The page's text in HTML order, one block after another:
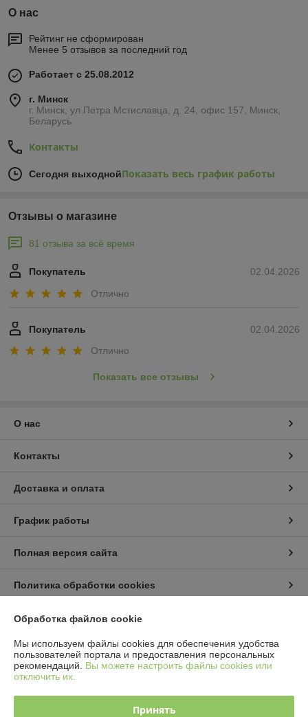
О нас
Рейтинг не сформирован
Менее 5 отзывов за последний год
Работает с 25.08.2012
г. Минск
г. Минск, ул.Петра Мстиславца, д. 24, офис 157, Минск,
Беларусь
Контакты
Сегодня выходнойПоказать весь график работы
Отзывы о магазине
81 отзыва за всё время
02.04.2026
Покупатель
Отлично
02.04.2026
Покупатель
Отлично
Показать все отзывы
О нас
Контакты
Доставка и оплата
График работы
Полная версия сайта
Политика обработки cookies
Сайт создан на платформе Deal.by
Информация для покупателя
Обработка файлов cookie
Мы используем файлы cookies для обеспечения удобства
пользователей портала и предоставления персональных
рекомендаций. Вы можете настроить файлы cookies или
отключить их.
Принять